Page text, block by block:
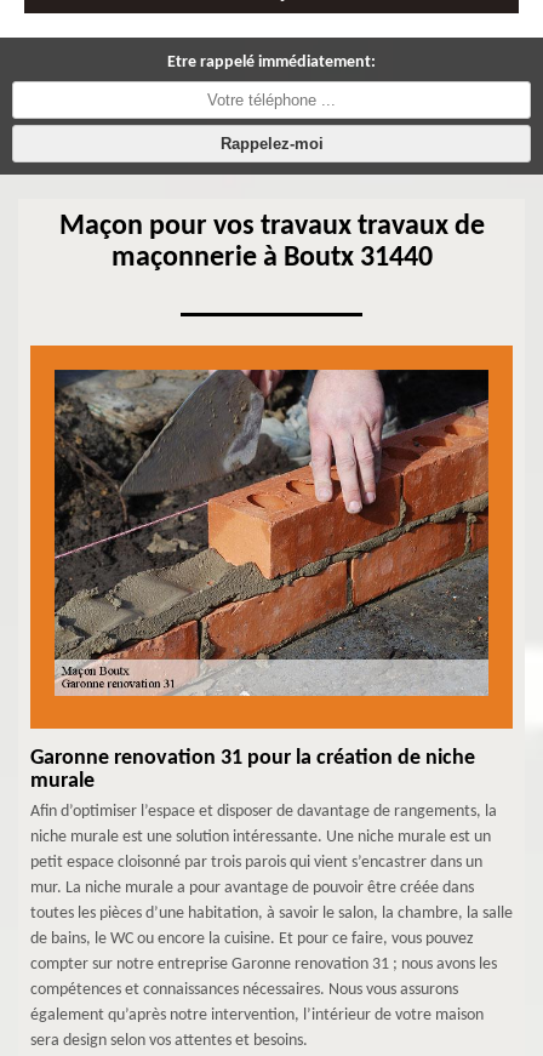
Etre rappelé immédiatement:
Maçon pour vos travaux travaux de
maçonnerie à Boutx 31440
Garonne renovation 31 pour la création de niche
murale
Afin d’optimiser l’espace et disposer de davantage de rangements, la
niche murale est une solution intéressante. Une niche murale est un
petit espace cloisonné par trois parois qui vient s’encastrer dans un
mur. La niche murale a pour avantage de pouvoir être créée dans
toutes les pièces d’une habitation, à savoir le salon, la chambre, la salle
de bains, le WC ou encore la cuisine. Et pour ce faire, vous pouvez
compter sur notre entreprise Garonne renovation 31 ; nous avons les
compétences et connaissances nécessaires. Nous vous assurons
également qu’après notre intervention, l’intérieur de votre maison
sera design selon vos attentes et besoins.